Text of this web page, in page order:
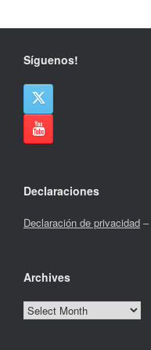
Síguenos!
Declaraciones
Declaración de privacidad –
Archives
Archives